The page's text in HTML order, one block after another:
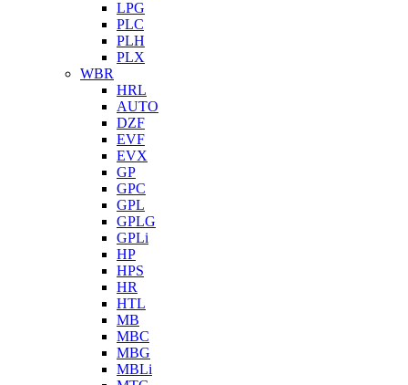
LPG
PLC
PLH
PLX
WBR
HRL
AUTO
DZF
EVF
EVX
GP
GPC
GPL
GPLG
GPLi
HP
HPS
HR
HTL
MB
MBC
MBG
MBLi